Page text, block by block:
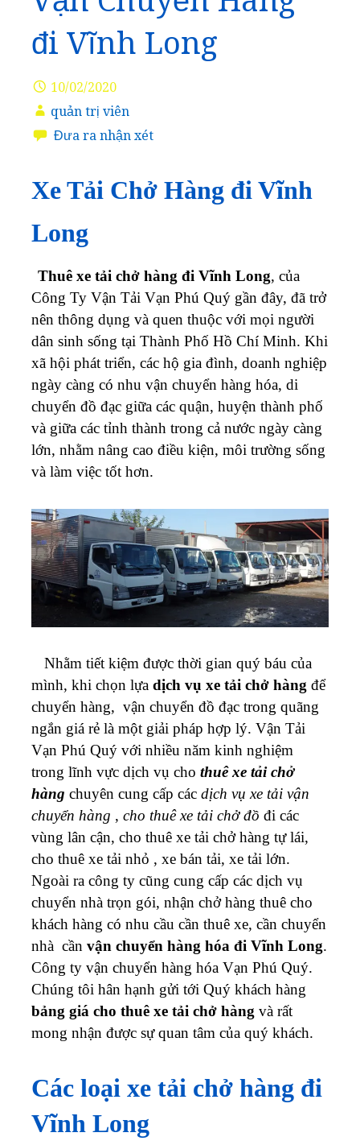
đi Vĩnh Long
10/02/2020
quản trị viên
Đưa ra nhận xét
Xe Tải Chở Hàng đi Vĩnh
Long
Thuê xe tải chở hàng đi Vĩnh Long, của
Công Ty Vận Tải Vạn Phú Quý gần đây, đã trở
nên thông dụng và quen thuộc với mọi người
dân sinh sống tại Thành Phố Hồ Chí Minh. Khi
xã hội phát triển, các hộ gia đình, doanh nghiệp
ngày càng có nhu vận chuyển hàng hóa, di
chuyển đồ đạc giữa các quận, huyện thành phố
và giữa các tỉnh thành trong cả nước ngày càng
lớn, nhằm nâng cao điều kiện, môi trường sống
và làm việc tốt hơn.
Nhằm tiết kiệm được thời gian quý báu của
mình, khi chọn lựa dịch vụ xe tải chở hàng để
chuyển hàng, vận chuyển đồ đạc trong quãng
ngắn giá rẻ là một giải pháp hợp lý. Vận Tải
Vạn Phú Quý với nhiều năm kinh nghiệm
trong lĩnh vực dịch vụ cho thuê xe tải chở
hàng chuyên cung cấp các dịch vụ xe tải vận
chuyển hàng , cho thuê xe tải chở đồ đi các
vùng lân cận, cho thuê xe tải chở hàng tự lái,
cho thuê xe tải nhỏ , xe bán tải, xe tải lớn.
Ngoài ra công ty cũng cung cấp các dịch vụ
chuyển nhà trọn gói, nhận chở hàng thuê cho
khách hàng có nhu cầu cần thuê xe, cần chuyển
nhà cần vận chuyển hàng hóa đi Vĩnh Long.
Công ty vận chuyển hàng hóa Vạn Phú Quý.
Chúng tôi hân hạnh gửi tới Quý khách hàng
bảng giá cho thuê xe tải chở hàng và rất
mong nhận được sự quan tâm của quý khách.
Các loại xe tải chở hàng đi
Vĩnh Long